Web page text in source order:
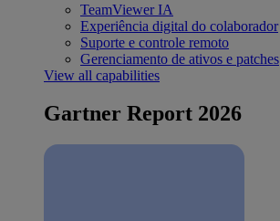
TeamViewer IA
Experiência digital do colaborador
Suporte e controle remoto
Gerenciamento de ativos e patches
View all capabilities
Gartner Report 2026